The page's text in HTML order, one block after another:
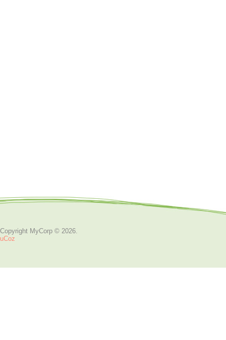
Copyright MyCorp © 2026.
uCoz